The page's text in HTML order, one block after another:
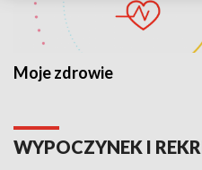
Moje zdrowie
WYPOCZYNEK I